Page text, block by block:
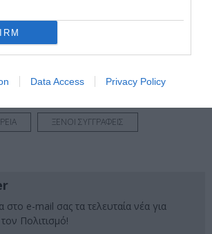
Data Access Privacy Policy
νέα
❯
ΞΕΝΟΙ ΣΥΓΓΡΑΦΕΙΣ
e-mail σας τα τελευταία νέα για
Πολιτισμό!